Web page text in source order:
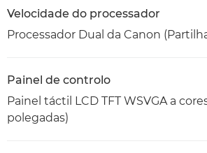
Velocidade do processador
Processador Dual da Canon
Painel de controlo
Painel táctil LCD TFT WSVGA a
polegadas)